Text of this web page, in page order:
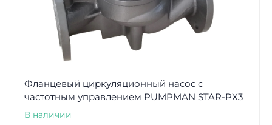
Фланцевый циркуляционный насос с
частотным управлением PUMPMAN STAR-PX3
В наличии